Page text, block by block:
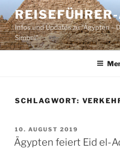
Inhalt
springenInfos und Updates zu "Ägypten –
Simbel"
SCHLAGWORT:
VERÖFFENTLICHT
AM
10. AUGUST 2019
Ägypten feiert Eid el-